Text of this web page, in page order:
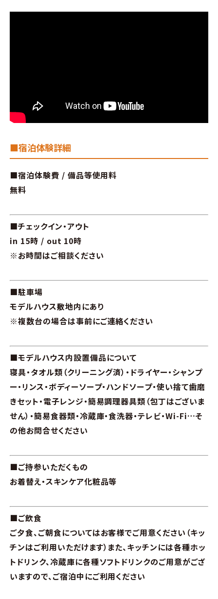
■宿泊体験詳細
■宿泊体験費 / 備品等使用料
無料
■チェックイン・アウト
in 15時 / out 10時
※お時間はご相談ください
■駐車場
モデルハウス敷地内にあり
※複数台の場合は事前にご連絡ください
■モデルハウス内設置備品について
寝具・タオル類（クリーニング済）・ドライヤー・シャンプ
ー・リンス・ボディーソープ・ハンドソープ・使い捨て歯磨
きセット・電子レンジ・簡易調理器具類（包丁はございま
せん）・簡易食器類・冷蔵庫・食洗器・テレビ・Wi-Fi…そ
の他お問合せください
■ご持参いただくもの
お着替え・スキンケア化粧品等
■ご飲食
ご夕食、ご朝食についてはお客様でご用意ください（キッ
チンはご利用いただけます）また、キッチンには各種ホッ
トドリンク、冷蔵庫に各種ソフトドリンクのご用意がござ
いますので、ご宿泊中にご利用ください